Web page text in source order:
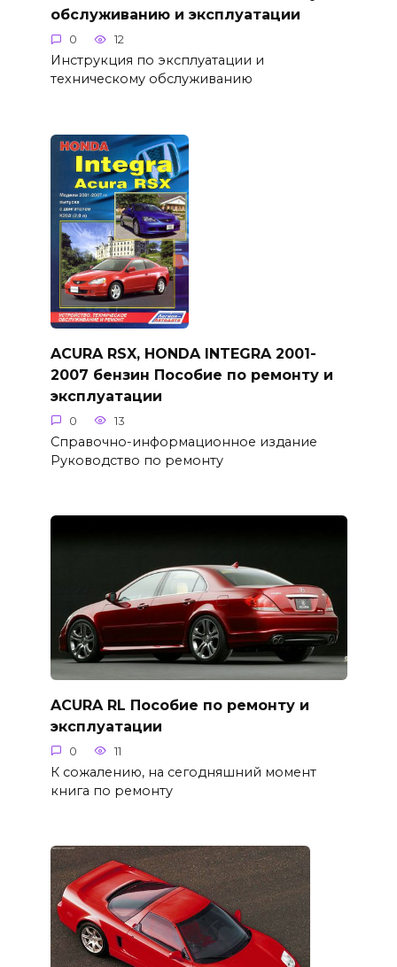
обслуживанию и эксплуатации
0 12
Инструкция по эксплуатации и
техническому обслуживанию
ACURA RSX, HONDA INTEGRA 2001-
2007 бензин Пособие по ремонту и
эксплуатации
0 13
Справочно-информационное издание
Руководство по ремонту
ACURA RL Пособие по ремонту и
эксплуатации
0 11
К сожалению, на сегодняшний момент
книга по ремонту